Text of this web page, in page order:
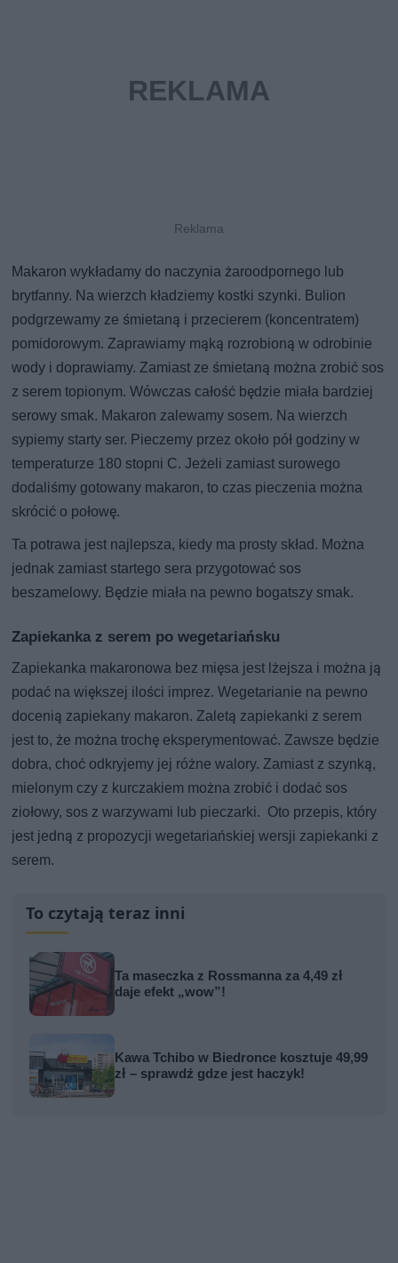
Makaron wykładamy do naczynia żaroodpornego lub
brytfanny. Na wierzch kładziemy kostki szynki. Bulion
podgrzewamy ze śmietaną i przecierem (koncentratem)
pomidorowym. Zaprawiamy mąką rozrobioną w odrobinie
wody i doprawiamy. Zamiast ze śmietaną można zrobić sos
z serem topionym. Wówczas całość będzie miała bardziej
serowy smak. Makaron zalewamy sosem. Na wierzch
sypiemy starty ser. Pieczemy przez około pół godziny w
temperaturze 180 stopni C. Jeżeli zamiast surowego
dodaliśmy gotowany makaron, to czas pieczenia można
skrócić o połowę.
Ta potrawa jest najlepsza, kiedy ma prosty skład. Można
jednak zamiast startego sera przygotować sos
beszamelowy. Będzie miała na pewno bogatszy smak.
Zapiekanka z serem po wegetariańsku
Zapiekanka makaronowa bez mięsa jest lżejsza i można ją
podać na większej ilości imprez. Wegetarianie na pewno
docenią zapiekany makaron. Zaletą zapiekanki z serem
jest to, że można trochę eksperymentować. Zawsze będzie
dobra, choć odkryjemy jej różne walory. Zamiast z szynką,
mielonym czy z kurczakiem można zrobić i dodać sos
ziołowy, sos z warzywami lub pieczarki. Oto przepis, który
jest jedną z propozycji wegetariańskiej wersji zapiekanki z
serem.
To czytają teraz inni
Ta maseczka z Rossmanna za 4,49 zł
daje efekt „wow”!
Kawa Tchibo w Biedronce kosztuje 49,99
zł – sprawdź gdze jest haczyk!